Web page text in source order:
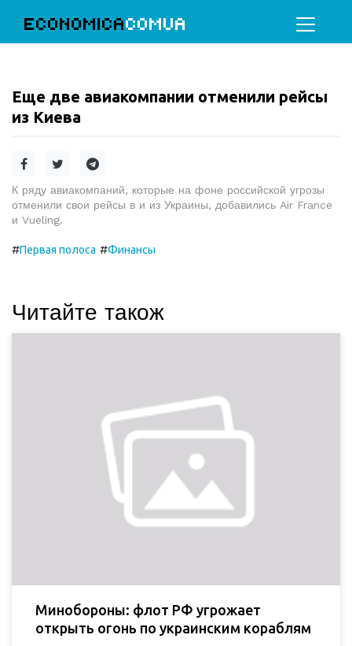
ECONOMICACOMUA
Еще две авиакомпании отменили рейсы
из Киева
К ряду авиакомпаний, которые на фоне российской угрозы
отменили свои рейсы в и из Украины, добавились Air France
и Vueling.
#Первая полоса #Финансы
Читайте також
Минобороны: флот РФ угрожает
открыть огонь по украинским кораблям